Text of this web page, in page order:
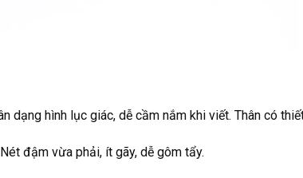
dạng hình lục giác, dễ cầm nắm khi viết. Thân có
đậm vừa phải, ít gãy, dễ gôm tẩy.